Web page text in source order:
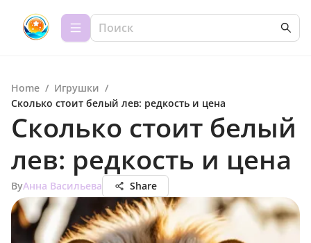
Home / Игрушки /
Сколько стоит белый лев: редкость и цена
Сколько стоит белый
лев: редкость и цена
ByАнна Васильева Share